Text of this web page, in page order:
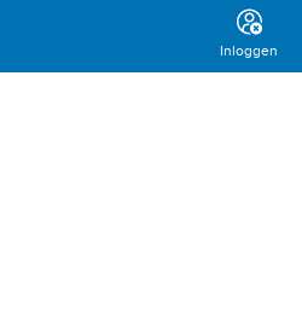
Inloggen